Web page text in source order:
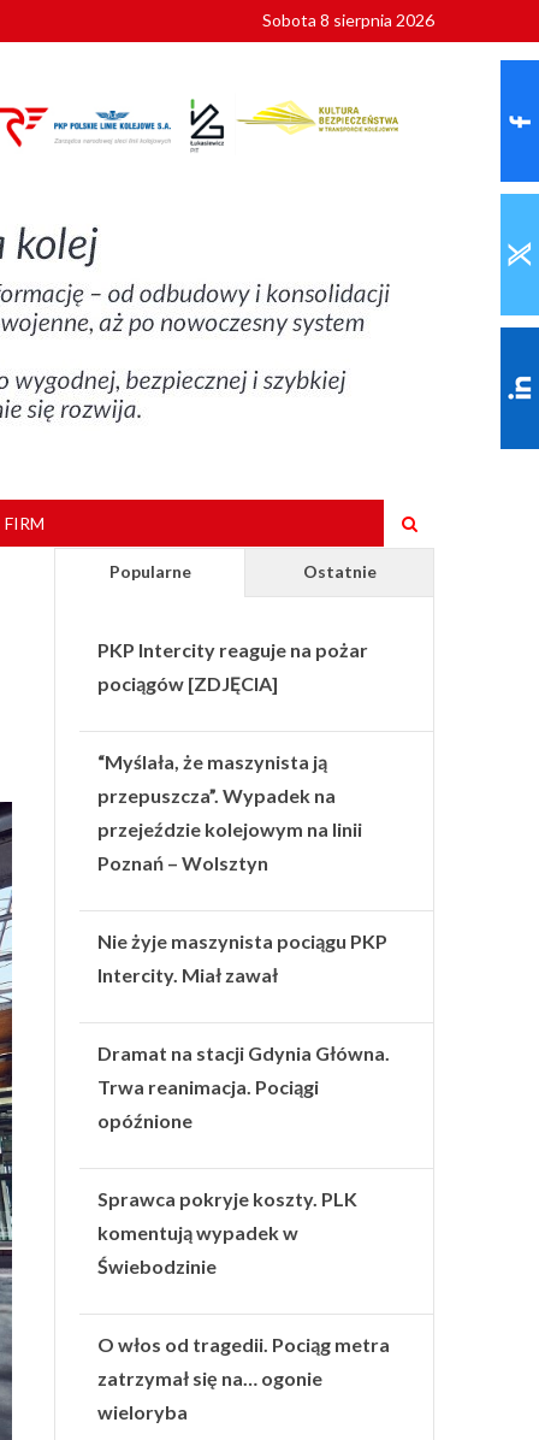
Sobota 8 sierpnia 2026
Popularne Ostatnie
PKP Intercity reaguje na pożar
pociągów [ZDJĘCIA]
“Myślała, że maszynista ją
przepuszcza”. Wypadek na
przejeździe kolejowym na linii
Poznań – Wolsztyn
Nie żyje maszynista pociągu PKP
Intercity. Miał zawał
Dramat na stacji Gdynia Główna.
Trwa reanimacja. Pociągi
opóźnione
Sprawca pokryje koszty. PLK
komentują wypadek w
Świebodzinie
O włos od tragedii. Pociąg metra
zatrzymał się na… ogonie
wieloryba